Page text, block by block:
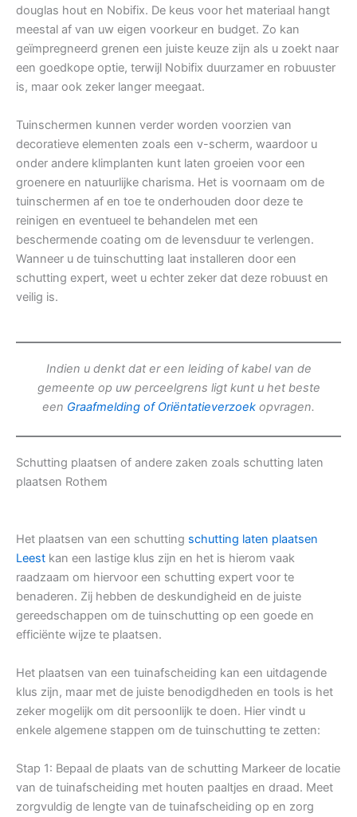
douglas hout en Nobifix. De keus voor het materiaal hangt
meestal af van uw eigen voorkeur en budget. Zo kan
geïmpregneerd grenen een juiste keuze zijn als u zoekt naar
een goedkope optie, terwijl Nobifix duurzamer en robuuster
is, maar ook zeker langer meegaat.
Tuinschermen kunnen verder worden voorzien van
decoratieve elementen zoals een v-scherm, waardoor u
onder andere klimplanten kunt laten groeien voor een
groenere en natuurlijke charisma. Het is voornaam om de
tuinschermen af en toe te onderhouden door deze te
reinigen en eventueel te behandelen met een
beschermende coating om de levensduur te verlengen.
Wanneer u de tuinschutting laat installeren door een
schutting expert, weet u echter zeker dat deze robuust en
veilig is.
Indien u denkt dat er een leiding of kabel van de
gemeente op uw perceelgrens ligt kunt u het beste
een Graafmelding of Oriëntatieverzoek opvragen.
Schutting plaatsen of andere zaken zoals schutting laten
plaatsen Rothem
Het plaatsen van een schutting schutting laten plaatsen
Leest kan een lastige klus zijn en het is hierom vaak
raadzaam om hiervoor een schutting expert voor te
benaderen. Zij hebben de deskundigheid en de juiste
gereedschappen om de tuinschutting op een goede en
efficiënte wijze te plaatsen.
Het plaatsen van een tuinafscheiding kan een uitdagende
klus zijn, maar met de juiste benodigdheden en tools is het
zeker mogelijk om dit persoonlijk te doen. Hier vindt u
enkele algemene stappen om de tuinschutting te zetten:
Stap 1: Bepaal de plaats van de schutting Markeer de locatie
van de tuinafscheiding met houten paaltjes en draad. Meet
zorgvuldig de lengte van de tuinafscheiding op en zorg